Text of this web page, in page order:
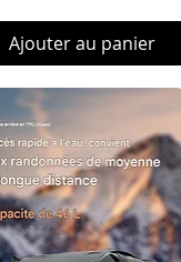
Ajouter au panier